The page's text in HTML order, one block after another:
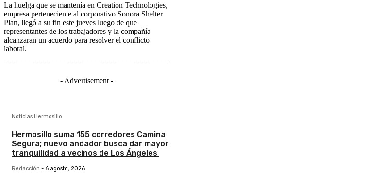
La huelga que se mantenía en Creation Technologies,
empresa perteneciente al corporativo Sonora Shelter
Plan, llegó a su fin este jueves luego de que
representantes de los trabajadores y la compañía
alcanzaran un acuerdo para resolver el conflicto
laboral.
- Advertisement -
Noticias Hermosillo
Hermosillo suma 155 corredores Camina
Segura; nuevo andador busca dar mayor
tranquilidad a vecinos de Los Ángeles
Redacción - 6 agosto, 2026